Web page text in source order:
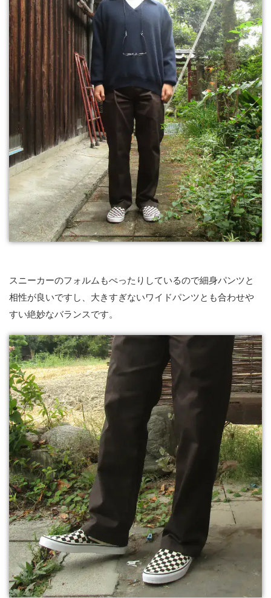
スニーカーのフォルムもぺったりしているので細身パンツと
相性が良いですし、大きすぎないワイドパンツとも合わせや
すい絶妙なバランスです。